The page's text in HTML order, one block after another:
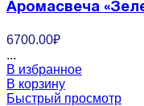
Аромасвеча
6700.00₽
...
В избранное
В корзину
Быстрый просмотр